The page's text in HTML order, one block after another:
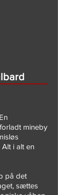
mineby
i alt en
på det
sættes